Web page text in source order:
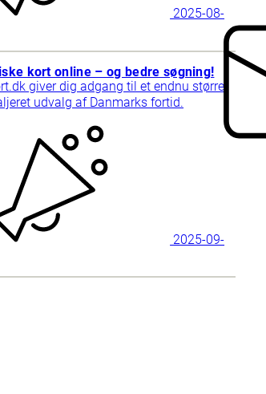
2025-08-
kort online – og bedre søgning!
giver dig adgang til et endnu større
udvalg af Danmarks fortid.
2025-09-